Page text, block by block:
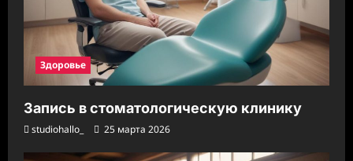
Здоровье
Запись в стоматологическую клинику
studiohallo_ 25 марта 2026